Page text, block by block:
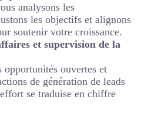
analysons les
les objectifs et alignons
soutenir votre croissance.
et supervision de la
opportunités ouvertes et
de génération de leads
se traduise en chiffre